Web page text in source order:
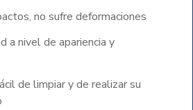
no sufre deformaciones
a nivel de apariencia y
de limpiar y de realizar su